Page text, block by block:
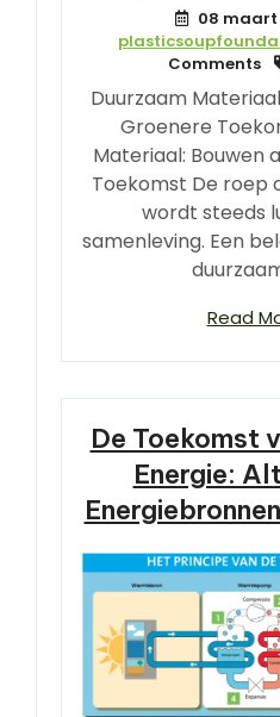
08 maart
Comments
Duurzaam
Groenere
Materiaal: Bouwen
Toekomst De roep
wordt steeds
samenleving. Een
Read
De Toekomst
Energie: